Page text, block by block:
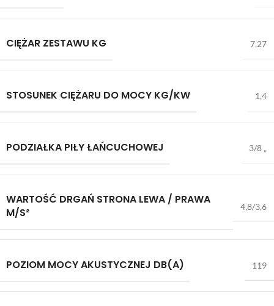
CIĘŻAR ZESTAWU KG 7,27
STOSUNEK CIĘŻARU DO MOCY KG/KW 1,4
PODZIAŁKA PIŁY ŁAŃCUCHOWEJ 3/8 „
WARTOŚĆ DRGAŃ STRONA LEWA / PRAWA
M/S²
4,8/3,6
POZIOM MOCY AKUSTYCZNEJ DB(A) 119